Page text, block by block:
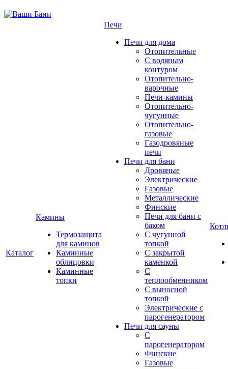
Каталог
Камины
Термозащита
для каминов
Каминные
облицовки
Каминные
топки
Печи
Печи для дома
Отопительные
C водяным
контуром
Отопительно-
варочные
Печи-камины
Отопительно-
чугунные
Отопительно-
газовые
Газодровяные
печи
Печи для бани
Дровяные
Электрические
Газовые
Металлические
Финские
Печи для бани с
баком
С чугунной
топкой
С закрытой
каменкой
С
теплообменником
С выносной
топкой
Электрические с
парогенератором
Печи для сауны
С
парогенератором
Финские
Газовые